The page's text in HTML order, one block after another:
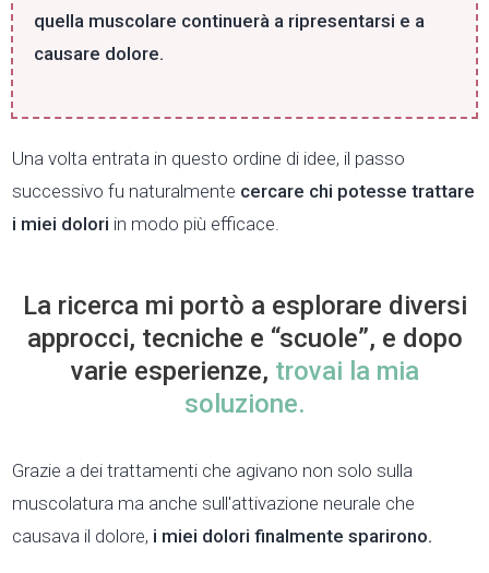
quella muscolare continuerà a ripresentarsi e a
causare dolore.
Una volta entrata in questo ordine di idee, il passo
successivo fu naturalmente cercare chi potesse trattare
i miei dolori in modo più efficace.
La ricerca mi portò a esplorare diversi
approcci, tecniche e “scuole”, e dopo
varie esperienze, trovai la mia
soluzione.
Grazie a dei trattamenti che agivano non solo sulla
muscolatura ma anche sull'attivazione neurale che
causava il dolore, i miei dolori finalmente sparirono.